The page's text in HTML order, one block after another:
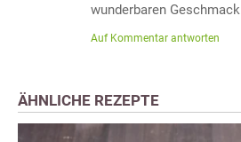
wunderbaren Geschmack
Auf Kommentar antworten
ÄHNLICHE REZEPTE